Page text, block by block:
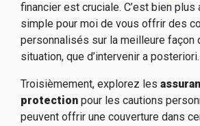
financier est cruciale. C’est bien plus
simple pour moi de vous offrir des
personnalisés sur la meilleure façon
situation, que d’intervenir a posteriori.
Troisièmement, explorez les
protection pour les cautions
peuvent offrir une couverture dans